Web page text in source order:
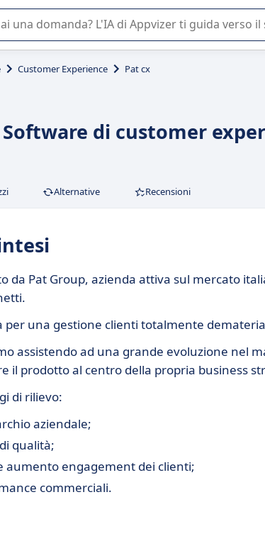
di Appvizer vi guida nell'utilizzo o nella scelta di un
Customer Experience Pat cx
Software di customer
Alternative Recensioni
da Pat Group, azienda attiva sul mercato
per una gestione clienti totalmente
assistendo ad una grande evoluzione nel
il prodotto al centro della propria business
di rilievo:
aziendale;
qualità;
aumento engagement dei clienti;
commerciali.